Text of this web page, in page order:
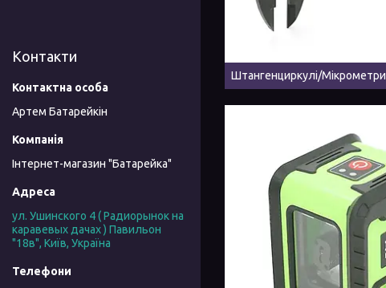
Штангенциркулі/Мікрометри
Контакти
Артем Батарейкін
Інтернет-магазин "Батарейка"
ул. Ушинского 4 ( Радиорынок на
каравевых дачах ) Павильон
"18в", Київ, Україна